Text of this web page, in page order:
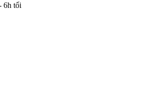
6h tối